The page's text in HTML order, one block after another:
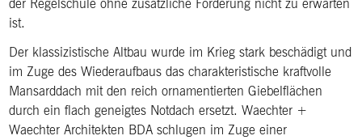
der Regelschule ohne zusätzliche Förderung nicht zu erwarten
ist.
Der klassizistische Altbau wurde im Krieg stark beschädigt und
im Zuge des Wiederaufbaus das charakteristische kraftvolle
Mansarddach mit den reich ornamentierten Giebelflächen
durch ein flach geneigtes Notdach ersetzt. Waechter +
Waechter Architekten BDA schlugen im Zuge einer